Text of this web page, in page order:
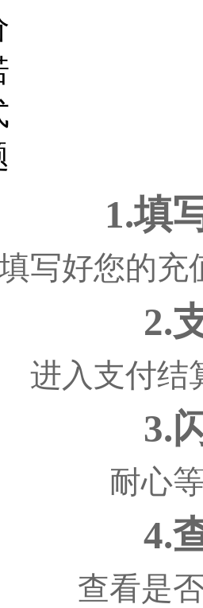
1.填
写好您的充
2.
进入支付结
3.
耐心
4.
查看是